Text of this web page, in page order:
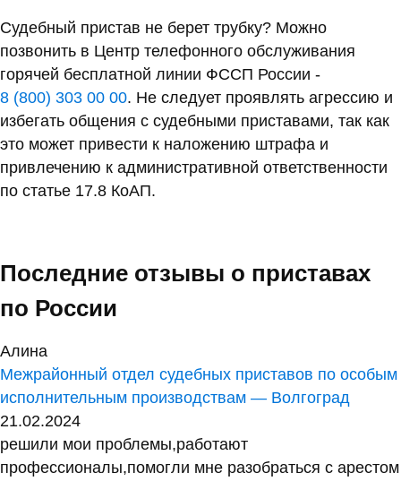
Судебный пристав не берет трубку? Можно
позвонить в Центр телефонного обслуживания
горячей бесплатной линии ФССП России -
8 (800) 303 00 00. Не следует проявлять агрессию и
избегать общения с судебными приставами, так как
это может привести к наложению штрафа и
привлечению к административной ответственности
по статье 17.8 КоАП.
Последние отзывы о приставах
по России
Алина
Межрайонный отдел судебных приставов по особым
исполнительным производствам — Волгоград
21.02.2024
решили мои проблемы,работают
профессионалы,помогли мне разобраться с арестом